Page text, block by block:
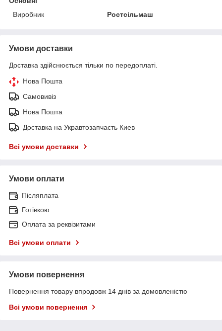
Виробник
Ростсільмаш
Умови доставки
Доставка здійснюється тільки по передоплаті.
Нова Пошта
Самовивіз
Нова Пошта
Доставка на Укравтозапчасть Киев
Всі умови доставки
Умови оплати
Післяплата
Готівкою
Оплата за реквізитами
Всі умови оплати
Умови повернення
Повернення товару впродовж 14 днів за домовленістю
Всі умови повернення